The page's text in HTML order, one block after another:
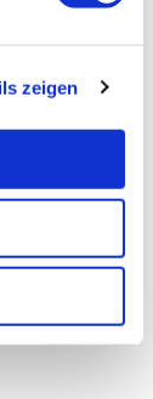
zeigen